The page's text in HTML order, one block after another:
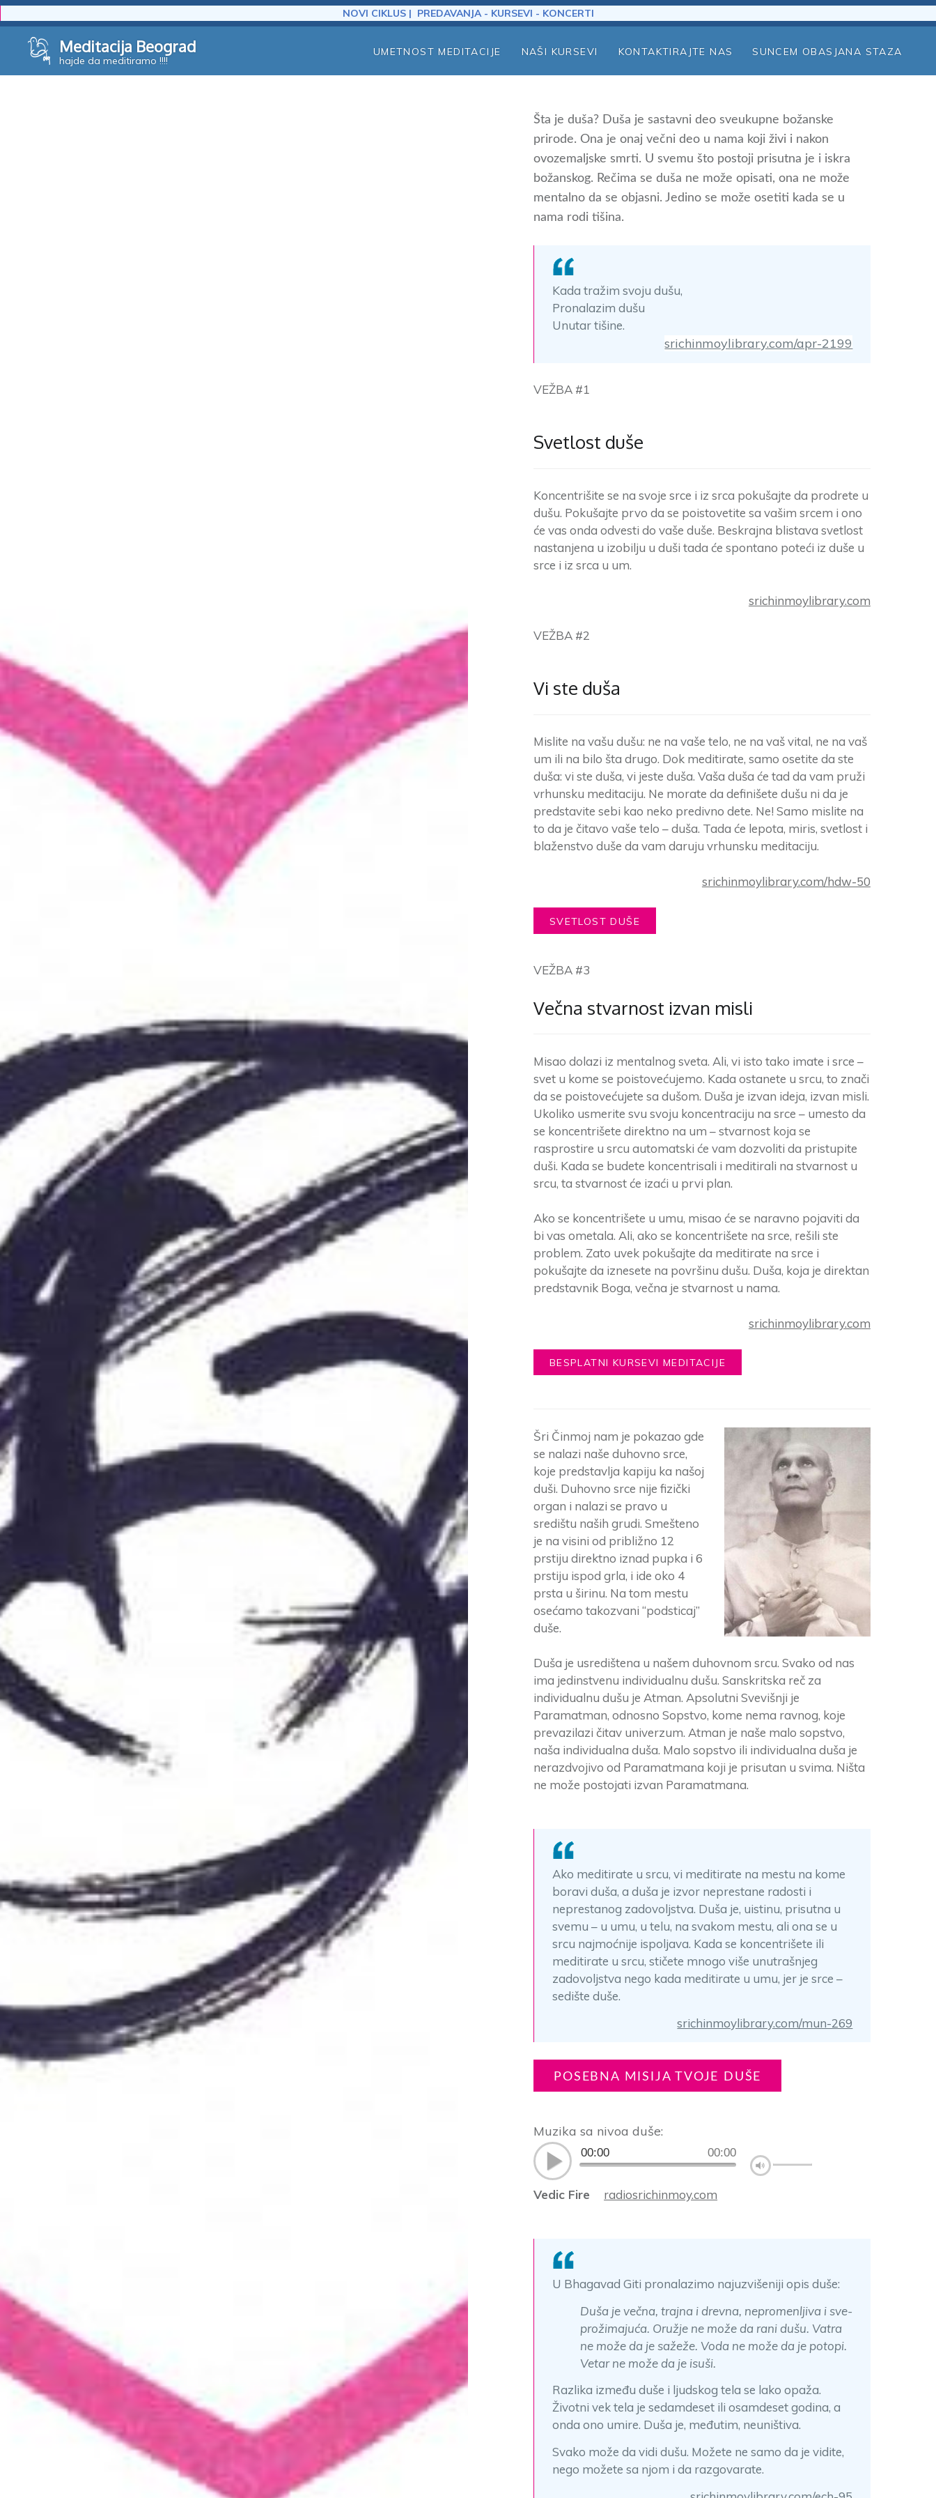
NOVI CIKLUS | PREDAVANJA - KURSEVI - KONCERTI
content
Meditacija Beograd
hajde da meditiramo !!!!
UMETNOST MEDITACIJE NAŠI KURSEVI KONTAKTIRAJTE NAS SUNCEM OBASJANA STAZA
Šta je duša? Duša je sastavni deo sveukupne božanske
prirode. Ona je onaj večni deo u nama koji živi i nakon
ovozemaljske smrti. U svemu što postoji prisutna je i iskra
božanskog. Rečima se duša ne može opisati, ona ne može
mentalno da se objasni. Jedino se može osetiti kada se u
nama rodi tišina.
Kada tražim svoju dušu,
Pronalazim dušu
Unutar tišine.
srichinmoylibrary.com/apr-2199
VEŽBA #1
Svetlost duše
Koncentrišite se na svoje srce i iz srca pokušajte da prodrete u
dušu. Pokušajte prvo da se poistovetite sa vašim srcem i ono
će vas onda odvesti do vaše duše. Beskrajna blistava svetlost
nastanjena u izobilju u duši tada će spontano poteći iz duše u
srce i iz srca u um.
srichinmoylibrary.com
VEŽBA #2
Vi ste duša
Mislite na vašu dušu: ne na vaše telo, ne na vaš vital, ne na vaš
um ili na bilo šta drugo. Dok meditirate, samo osetite da ste
duša: vi ste duša, vi jeste duša. Vaša duša će tad da vam pruži
vrhunsku meditaciju. Ne morate da definišete dušu ni da je
predstavite sebi kao neko predivno dete. Ne! Samo mislite na
to da je čitavo vaše telo – duša. Tada će lepota, miris, svetlost i
blaženstvo duše da vam daruju vrhunsku meditaciju.
srichinmoylibrary.com/hdw-50
SVETLOST DUŠE
VEŽBA #3
Večna stvarnost izvan misli
Misao dolazi iz mentalnog sveta. Ali, vi isto tako imate i srce –
svet u kome se poistovećujemo. Kada ostanete u srcu, to znači
da se poistovećujete sa dušom. Duša je izvan ideja, izvan misli.
Ukoliko usmerite svu svoju koncentraciju na srce – umesto da
se koncentrišete direktno na um – stvarnost koja se
rasprostire u srcu automatski će vam dozvoliti da pristupite
duši. Kada se budete koncentrisali i meditirali na stvarnost u
srcu, ta stvarnost će izaći u prvi plan.
Ako se koncentrišete u umu, misao će se naravno pojaviti da
bi vas ometala. Ali, ako se koncentrišete na srce, rešili ste
problem. Zato uvek pokušajte da meditirate na srce i
pokušajte da iznesete na površinu dušu. Duša, koja je direktan
predstavnik Boga, večna je stvarnost u nama.
srichinmoylibrary.com
BESPLATNI KURSEVI MEDITACIJE
Šri Činmoj nam je pokazao gde
se nalazi naše duhovno srce,
koje predstavlja kapiju ka našoj
duši. Duhovno srce nije fizički
organ i nalazi se pravo u
središtu naših grudi. Smešteno
je na visini od približno 12
prstiju direktno iznad pupka i 6
prstiju ispod grla, i ide oko 4
prsta u širinu. Na tom mestu
osećamo takozvani “podsticaj”
duše.
Duša je usredištena u našem duhovnom srcu. Svako od nas
ima jedinstvenu individualnu dušu. Sanskritska reč za
individualnu dušu je Atman. Apsolutni Svevišnji je
Paramatman, odnosno Sopstvo, kome nema ravnog, koje
prevazilazi čitav univerzum. Atman je naše malo sopstvo,
naša individualna duša. Malo sopstvo ili individualna duša je
nerazdvojivo od Paramatmana koji je prisutan u svima. Ništa
ne može postojati izvan Paramatmana.
Ako meditirate u srcu, vi meditirate na mestu na kome
boravi duša, a duša je izvor neprestane radosti i
neprestanog zadovoljstva. Duša je, uistinu, prisutna u
svemu – u umu, u telu, na svakom mestu, ali ona se u
srcu najmoćnije ispoljava. Kada se koncentrišete ili
meditirate u srcu, stičete mnogo više unutrašnjeg
zadovoljstva nego kada meditirate u umu, jer je srce –
sedište duše.
srichinmoylibrary.com/mun-269
POSEBNA MISIJA TVOJE DUŠE
Muzika sa nivoa duše:
00:00 00:00
Vedic Fire radiosrichinmoy.com
U Bhagavad Giti pronalazimo najuzvišeniji opis duše:
Duša je večna, trajna i drevna, nepromenljiva i sve-
prožimajuća. Oružje ne može da rani dušu. Vatra
ne može da je sažeže. Voda ne može da je potopi.
Vetar ne može da je isuši.
Razlika između duše i ljudskog tela se lako opaža.
Životni vek tela je sedamdeset ili osamdeset godina, a
onda ono umire. Duša je, međutim, neuništiva.
Svako može da vidi dušu. Možete ne samo da je vidite,
nego možete sa njom i da razgovarate.